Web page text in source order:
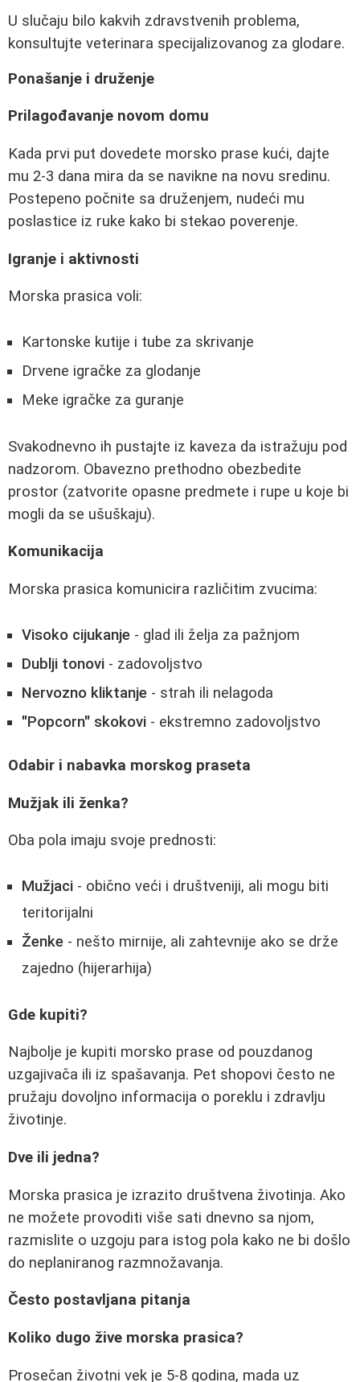
U slučaju bilo kakvih zdravstvenih problema,
konsultujte veterinara specijalizovanog za glodare.
Ponašanje i druženje
Prilagođavanje novom domu
Kada prvi put dovedete morsko prase kući, dajte
mu 2-3 dana mira da se navikne na novu sredinu.
Postepeno počnite sa druženjem, nudeći mu
poslastice iz ruke kako bi stekao poverenje.
Igranje i aktivnosti
Morska prasica voli:
Kartonske kutije i tube za skrivanje
Drvene igračke za glodanje
Meke igračke za guranje
Svakodnevno ih pustajte iz kaveza da istražuju pod
nadzorom. Obavezno prethodno obezbedite
prostor (zatvorite opasne predmete i rupe u koje bi
mogli da se ušuškaju).
Komunikacija
Morska prasica komunicira različitim zvucima:
Visoko cijukanje - glad ili želja za pažnjom
Dublji tonovi - zadovoljstvo
Nervozno kliktanje - strah ili nelagoda
"Popcorn" skokovi - ekstremno zadovoljstvo
Odabir i nabavka morskog praseta
Mužjak ili ženka?
Oba pola imaju svoje prednosti:
Mužjaci - obično veći i društveniji, ali mogu biti
teritorijalni
Ženke - nešto mirnije, ali zahtevnije ako se drže
zajedno (hijerarhija)
Gde kupiti?
Najbolje je kupiti morsko prase od pouzdanog
uzgajivača ili iz spašavanja. Pet shopovi često ne
pružaju dovoljno informacija o poreklu i zdravlju
životinje.
Dve ili jedna?
Morska prasica je izrazito društvena životinja. Ako
ne možete provoditi više sati dnevno sa njom,
razmislite o uzgoju para istog pola kako ne bi došlo
do neplaniranog razmnožavanja.
Često postavljana pitanja
Koliko dugo žive morska prasica?
Prosečan životni vek je 5-8 godina, mada uz